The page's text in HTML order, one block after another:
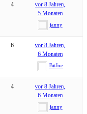
4
vor 8 Jahren,
5 Monaten
janny
6
vor 8 Jahren,
6 Monaten
BitJoe
4
vor 8 Jahren,
6 Monaten
janny